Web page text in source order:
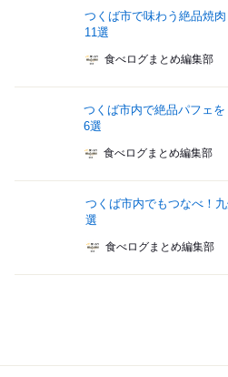
つくば市で味わう絶品焼
11選
食べログまとめ編集部
つくば市内で絶品パフェ
6選
食べログまとめ編集部
つくば市内でもつなべ！
選
食べログまとめ編集部